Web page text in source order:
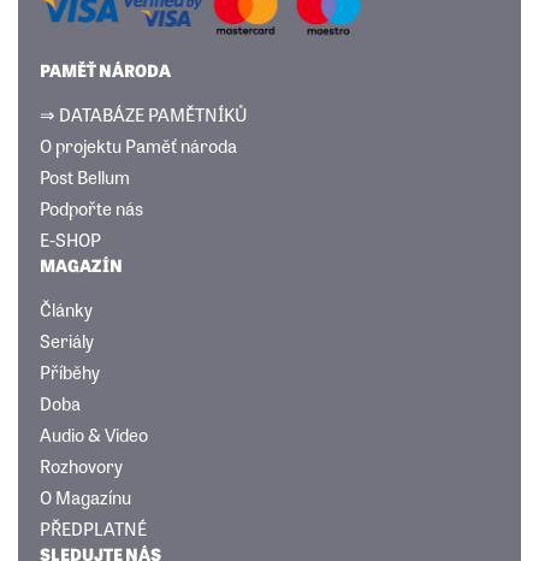
PAMĚŤ NÁRODA
⇒ DATABÁZE PAMĚTNÍKŮ
O projektu Paměť národa
Post Bellum
Podpořte nás
E-SHOP
MAGAZÍN
Články
Seriály
Příběhy
Doba
Audio & Video
Rozhovory
O Magazínu
PŘEDPLATNÉ
SLEDUJTE NÁS